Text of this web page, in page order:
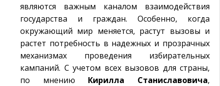
являются важным каналом взаимодействия
государства и граждан. Особенно, когда
окружающий мир меняется, растут вызовы и
растет потребность в надежных и прозрачных
механизмах проведения избирательных
кампаний. С учетом всех вызовов для страны,
по мнению Кирилла Станиславовича,